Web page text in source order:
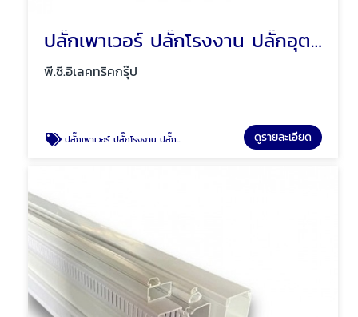
ปลั๊กเพาเวอร์ ปลั๊กโรงงาน ปลั๊กอุตสาหกรรม พัทยา ชลบุรี
พี.ซี.อิเลคทริคกรุ๊ป
ปลั๊กเพาเวอร์ ปลั๊กโรงงาน ปลั๊กอุตสาหกรรม พัทยา ชลบุรี ดูรายละเอียด